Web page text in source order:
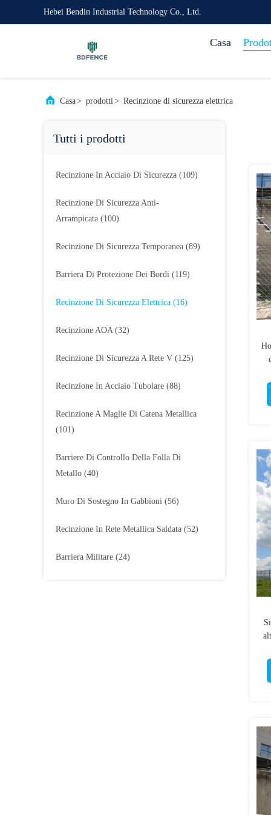
Hebei Bendin Industrial Technology Co., Ltd.
Casa
Casa> prodotti> Recinzione di sicurezza elettrica
Tutti i prodotti
Recinzione In Acciaio Di Sicurezza (109)
Recinzione Di Sicurezza Anti-
Arrampicata (100)
Recinzione Di Sicurezza Temporanea (89)
Barriera Di Protezione Dei Bordi (119)
Recinzione Di Sicurezza Elettrica (16)
Recinzione AOA (32)
Recinzione Di Sicurezza A Rete V (125)
Recinzione In Acciaio Tubolare (88)
Recinzione A Maglie Di Catena Metallica
(101)
Barriere Di Controllo Della Folla Di
Metallo (40)
Muro Di Sostegno In Gabbioni (56)
Recinzione In Rete Metallica Saldata (52)
Barriera Militare (24)